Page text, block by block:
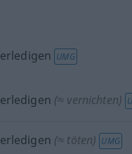
erledigen UMG
erledigen (≈ vernichten)
erledigen (≈ töten) UMG